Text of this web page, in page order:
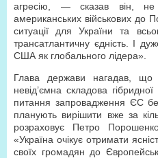
агресію, — сказав він,
американських військових до
ситуації для України та
трансатлантичну єдність. І
США як глобального лідера».
Глава держави нагадав, що
невід’ємна складова
питання запровадження ЄС
планують вирішити вже за
розраховує Петро
«Україна очікує отримати
своїх громадян до